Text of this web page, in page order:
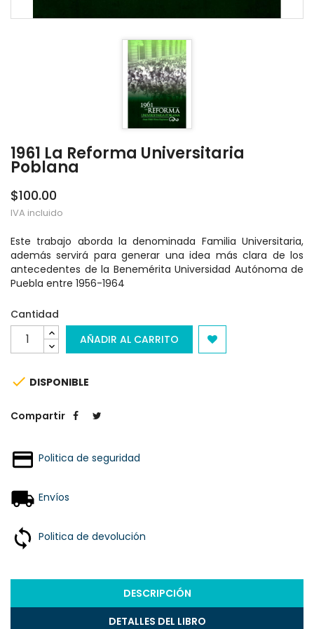
1961 La Reforma Universitaria
Poblana
$100.00
IVA incluido
Este trabajo aborda la denominada Familia Universitaria,
además servirá para generar una idea más clara de los
antecedentes de la Benemérita Universidad Autónoma de
Puebla entre 1956-1964
Cantidad
AÑADIR AL CARRITO
 DISPONIBLE
Compartir
Politica de seguridad
Envíos
Politica de devolución
DESCRIPCIÓN
DETALLES DEL LIBRO